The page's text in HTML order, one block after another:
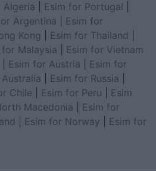
Algeria Esim for Portugal
Argentina
Esim for
Kong Esim for Thailand
for Malaysia
Esim for Vietnam
Esim for Austria
Esim for
Esim for Russia
Chile Esim for Peru
Esim
Macedonia
Esim for
Esim for Norway
Esim for